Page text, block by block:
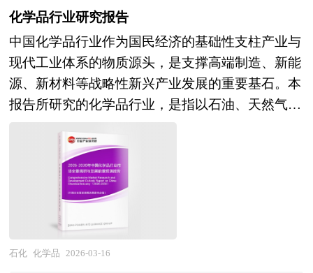
研究观点，以供投资决策者参考。
律文书中、协助各项法律文书的成文；编制相关的
并购公告，提出一个完善、操作性强并符合收购方
需要和自身条件的收购计划，在收购方委托的情况
下代理完成收购计划。
微观的项目研究结合起来，让规划最终落脚到重点
细分领域、重点集聚区和重点项目上。 时代走到
今天，发展战略成为世界最热点的问题。世界上的
各种论坛，无一例外都共同讨论的主题是发展战略
问题。我们看西方国家所走过的道路，我们从中应
该吸取什么教训？我们用什么样的眼光来看城市的
发展，看我们经济的发展，区域的发展。我们战略
视野在什么地方？战略是分层的，上到世界下到企
业，每个层面都有战略问题。中美关系怎么处理？
中日关系怎么处理？那就叫国际战略、世界战略。
亚太金融组织、欧盟、东盟、中亚、OPEC，那叫
地缘战略。党的十八大报告，那叫国家发展战略。
应转向系统解决方案提供能力，领先企业通过材
料-工艺-装备一体化创新，构建技术壁垒，并积极
探索分布式制造与定制化服务模式，以响应下游产
业对轻量化、长寿命、低碳排放的复合需求，推动
整个产业向智能化、绿色化与高端化深度融合的方
司领衔撰写，在大量周密的市场调研基础上，主要
依据国家统计局、商务部、国家发改委、国家经济
信息中心、国务院发展研究中心、工信部、中国行
业研究网、全国及海外多种相关报纸杂志的基础信
息等公布和提供的大量资料和数据，客观、多角度
地对中国PET发泡材料市场进行了分析研究。报告
进入血液后，其浓度受多种因素调节，包括肾小球
量以及机体的分解代谢状态，因此血中尿素氮水平
不仅反映肾脏的排泄功能，也与饮食结构、高蛋白
摄入、组织分解加速等肾前性因素密切相关。 在
临床应用中，尿素常与肌酐等指标联合检测，用于
判断肾功能损害的程度及鉴别肾前性氮质血症与器
质性肾病。此外，尿素的代谢还受到年龄、生理状
态等个体差异的影响，如儿童因肾功能尚未成熟、
老年人因肾小球滤过率下降、孕妇因肾血流量增加
等因素，其正常参考范围需结合具体情况综合评
估。值得注意的是，尿素不仅是医学检测指标，也
是人类历史上首个在实验室中由无机物合成的有机
化学品行业研究报告
中国化学品行业作为国民经济的基础性支柱产业与
现代工业体系的物质源头，是支撑高端制造、新能
源、新材料等战略性新兴产业发展的重要基石。本
报告所研究的化学品行业，是指以石油、天然气、
学工艺生产各类化学产品的综合性产业，涵盖基础
化学品、精细化学品、专用化学品、化工新材料及
农用化学品等细分领域，贯穿研发设计、工艺开
发、生产制造、流通分销及终端应用的全产业链。
该行业横跨化学工程、催化科学、分离技术、过程
安全及环境工程等多个高技术领域，具有资本技术
石化 化学品 2026-03-16